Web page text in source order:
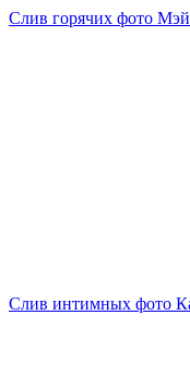
Слив горячих фото
Слив интимных фото